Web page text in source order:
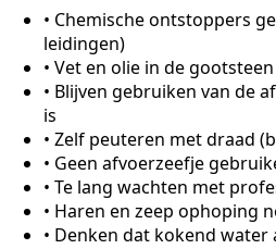
• Chemische ontstoppers
leidingen)
• Vet en olie in de
• Blijven gebruiken van de
is
• Zelf peuteren met draad
• Geen afvoerzeefje
• Te lang wachten met
• Haren en zeep ophoping
• Denken dat kokend